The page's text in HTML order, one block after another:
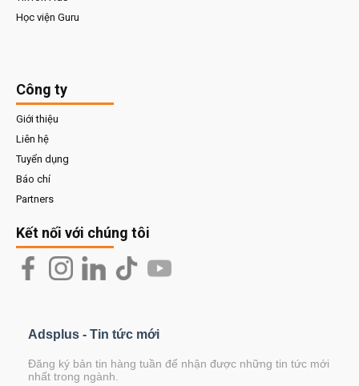
Học viện Guru
Công ty
Giới thiệu
Liên hệ
Tuyển dụng
Báo chí
Partners
Kết nối với chúng tôi